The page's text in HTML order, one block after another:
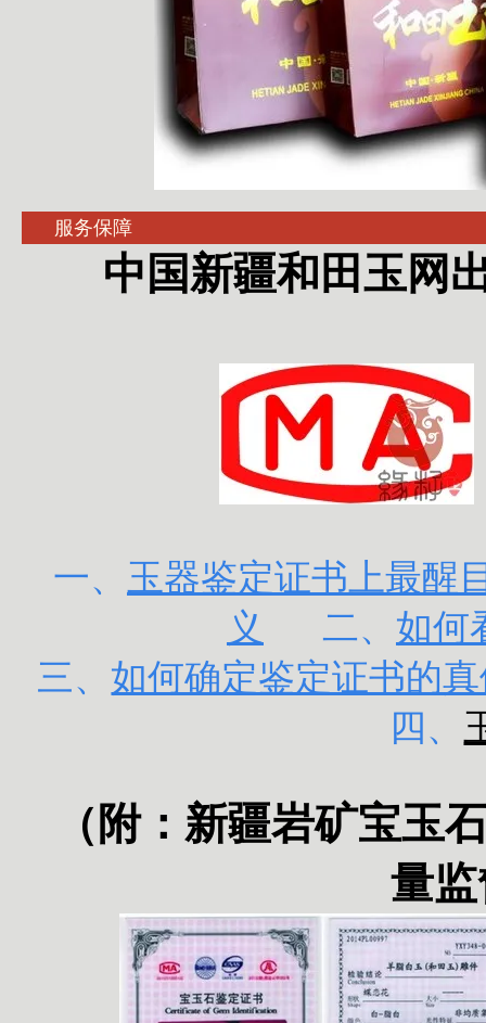
服务保障
中国新疆和田玉网
一、 玉器鉴定证书上最醒
义
二、 如何
三、 如何确定鉴定证书的
四、
（附： 新疆岩矿宝玉
量